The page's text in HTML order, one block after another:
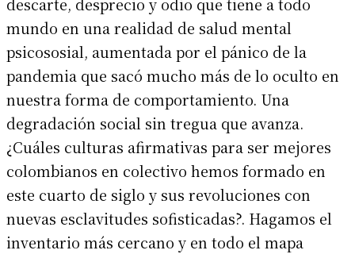
mundo en una realidad de salud mental
psicososial, aumentada por el pánico de la
pandemia que sacó mucho más de lo oculto en
nuestra forma de comportamiento. Una
degradación social sin tregua que avanza.
¿Cuáles culturas afirmativas para ser mejores
colombianos en colectivo hemos formado en
este cuarto de siglo y sus revoluciones con
nuevas esclavitudes sofisticadas?. Hagamos el
inventario más cercano y en todo el mapa